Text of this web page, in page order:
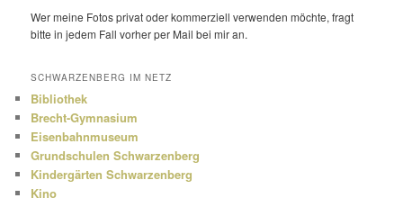
Wer meine Fotos privat oder kommer­ziell verwenden möchte, fragt
bitte in jedem Fall vorher per Mail bei mir an.
SCHWARZENBERG IM NETZ
Bibliothek
Brecht-Gymnasium
Eisenbahnmuseum
Grundschulen Schwarzenberg
Kindergärten Schwarzenberg
Kino